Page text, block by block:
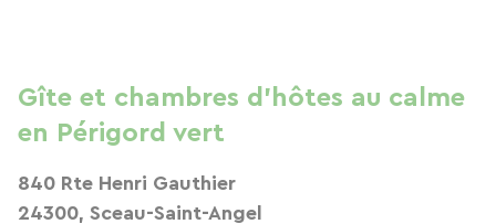
Gîte et chambres d'hôtes au calme
en Périgord vert
840 Rte Henri Gauthier
24300, Sceau-Saint-Angel